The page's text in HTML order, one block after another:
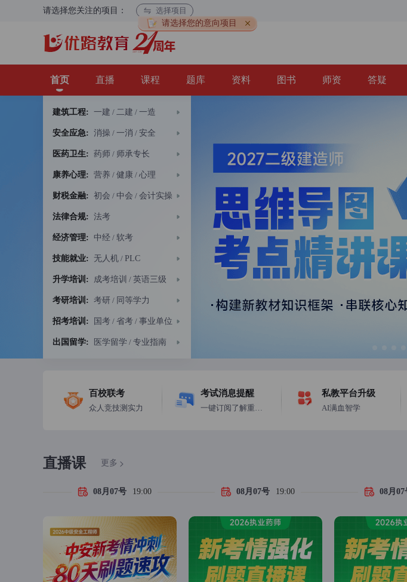
请选择您关注的项目：
选择项目
请选择您的意向项目
首页 直播 课程 题库 资料 图书 师资 答疑
建筑工程: 一建 / 二建 / 一造
安全应急: 消操 / 一消 / 安全
医药卫生: 药师 / 师承专长
康养心理: 营养 / 健康 / 心理
财税金融: 初会 / 中会 / 会计实操
法律合规: 法考
经济管理: 中经 / 软考
技能就业: 无人机 / PLC
升学培训: 成考培训 / 英语三级
考研培训: 考研 / 同等学力
招考培训: 国考 / 省考 / 事业单位
出国留学: 医学留学 / 专业指南
百校联考
众人竞技测实力
考试消息提醒 私教平台升级
AI满血智学
直播课 更多
08月07号 19:00 08月07号 19:00 08月07